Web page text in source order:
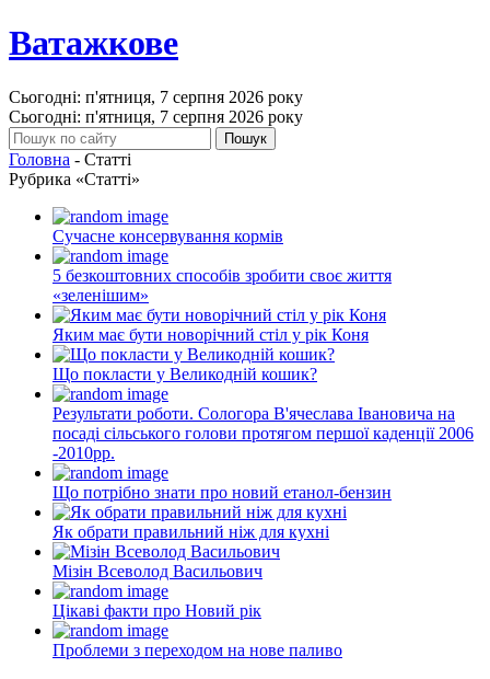
Ватажкове
Сьогодні: п'ятниця, 7 серпня 2026 року
Сьогодні: п'ятниця, 7 серпня 2026 року
Головна - Статті
Рубрика «Статті»
Сучасне консервування кормів
5 безкоштовних способів зробити своє життя
«зеленішим»
Яким має бути новорічний стіл у рік Коня
Що покласти у Великодній кошик?
Результати роботи. Сологора В'ячеслава Івановича на
посаді сільського голови протягом першої каденції 2006
-2010рр.
Що потрібно знати про новий етанол-бензин
Як обрати правильний ніж для кухні
Мізін Всеволод Васильович
Цікаві факти про Новий рік
Проблеми з переходом на нове паливо